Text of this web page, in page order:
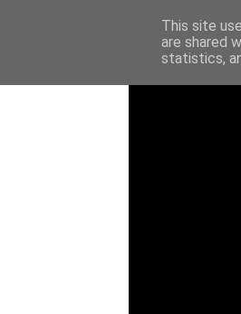
This site
are shared
statistics,